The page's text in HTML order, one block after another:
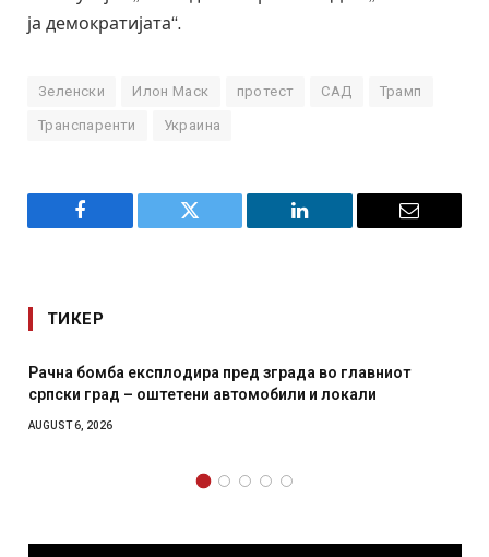
ја демократијата“.
Зеленски Илон Маск протест САД Трамп
Транспаренти Украина
Facebook Twitter LinkedIn Email
ТИКЕР
пред зграда во главниот
автомобили и локали
И Данска се
месечна воена